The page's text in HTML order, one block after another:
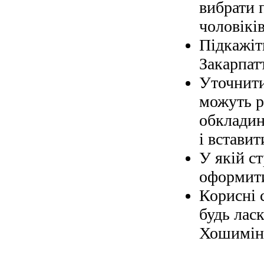
вибрати
можуть
і
У якій
Корисні
будь